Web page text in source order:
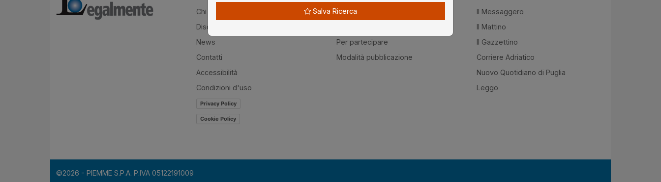
Chi siamo
Disclaimer
News
Contatti
Accessibilità
Condizioni d'uso
Privacy Policy
Cookie Policy
Normativa
Per partecipare
Modalità pubblicazione
Il Messaggero
Il Mattino
Il Gazzettino
Corriere Adriatico
Nuovo Quotidiano di Puglia
Leggo
©2026 - PIEMME S.P.A. P.IVA 05122191009
Salva Ricerca